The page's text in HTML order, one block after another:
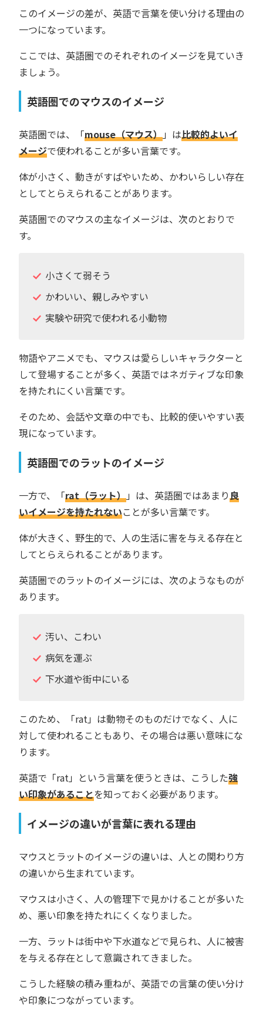
このイメージの差が、英語で言葉を使い分ける理由の
一つになっています。
ここでは、英語圏でのそれぞれのイメージを見ていき
ましょう。
英語圏でのマウスのイメージ
英語圏では、「mouse（マウス）」は比較的よいイ
メージで使われることが多い言葉です。
体が小さく、動きがすばやいため、かわいらしい存在
としてとらえられることがあります。
英語圏でのマウスの主なイメージは、次のとおりで
す。
小さくて弱そう
かわいい、親しみやすい
実験や研究で使われる小動物
物語やアニメでも、マウスは愛らしいキャラクターと
して登場することが多く、英語ではネガティブな印象
を持たれにくい言葉です。
そのため、会話や文章の中でも、比較的使いやすい表
現になっています。
英語圏でのラットのイメージ
一方で、「rat（ラット）」は、英語圏ではあまり良
いイメージを持たれないことが多い言葉です。
体が大きく、野生的で、人の生活に害を与える存在と
してとらえられることがあります。
英語圏でのラットのイメージには、次のようなものが
あります。
汚い、こわい
病気を運ぶ
下水道や街中にいる
このため、「rat」は動物そのものだけでなく、人に
対して使われることもあり、その場合は悪い意味にな
ります。
英語で「rat」という言葉を使うときは、こうした強
い印象があることを知っておく必要があります。
イメージの違いが言葉に表れる理由
マウスとラットのイメージの違いは、人との関わり方
の違いから生まれています。
マウスは小さく、人の管理下で見かけることが多いた
め、悪い印象を持たれにくくなりました。
一方、ラットは街中や下水道などで見られ、人に被害
を与える存在として意識されてきました。
こうした経験の積み重ねが、英語での言葉の使い分け
や印象につながっています。